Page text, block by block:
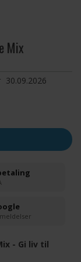
Mix
30.09.2026
- Gi liv til